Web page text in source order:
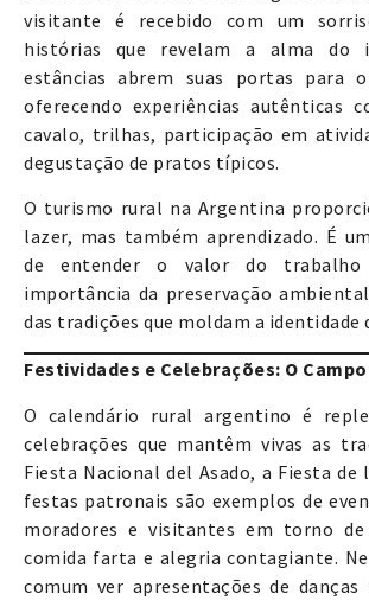
visitante é recebido com um
histórias que revelam a alma do
estâncias abrem suas portas para
oferecendo experiências autênticas
cavalo, trilhas, participação em
degustação de pratos típicos.
O turismo rural na Argentina
lazer, mas também aprendizado. É
de entender o valor do
importância da preservação
das tradições que moldam a identidade
Festividades e Celebrações: O
O calendário rural argentino é
celebrações que mantêm vivas as
Fiesta Nacional del Asado, a Fiesta de
festas patronais são exemplos de
moradores e visitantes em torno de
comida farta e alegria contagiante.
comum ver apresentações de